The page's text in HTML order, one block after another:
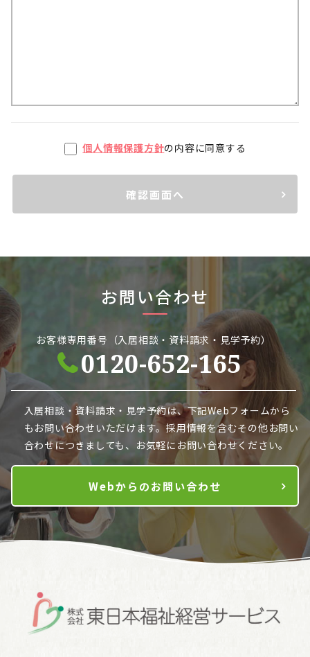
個人情報保護方針の内容に同意する
確認画面へ
お問い合わせ
お客様専用番号（入居相談・資料請求・見学予約）
0120-652-165
入居相談・資料請求・見学予約は、下記Webフォームから
も お問い合わせいただけます。採用情報を含むその他お問い
合わせにつきましても、お気軽にお問い合わせください。
Webからのお問い合わせ